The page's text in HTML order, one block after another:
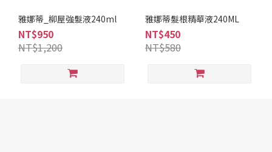
雅娜蒂_柳屋強髮液240ml
NT$950
NT$1,200
雅娜蒂髮根精華液240ML
NT$450
NT$580